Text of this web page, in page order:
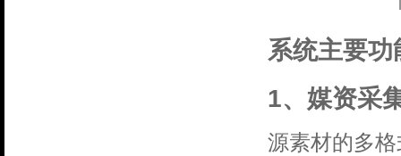
系统主要功
1、媒资采
源素材的多